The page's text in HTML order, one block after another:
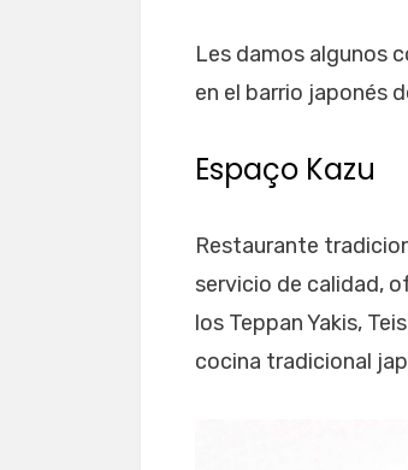
Les damos algunos
en el barrio japonés
Espaço Kazu
Restaurante
servicio de calidad,
los Teppan Yakis,
cocina tradicional